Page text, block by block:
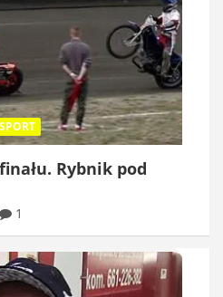
SPORT
Rybnik pod
1